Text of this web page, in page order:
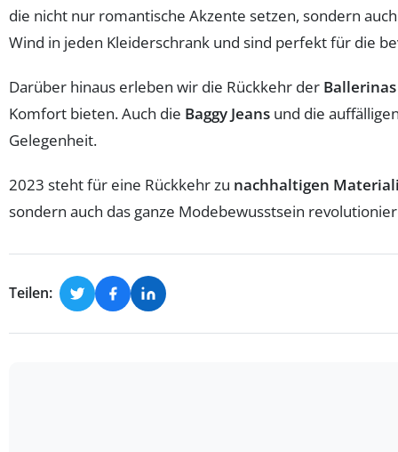
die nicht nur romantische Akzente setzen, sondern
Wind in jeden Kleiderschrank und sind perfekt für die
Darüber hinaus erleben wir die Rückkehr der Ballerinas
Komfort bieten. Auch die Baggy Jeans und die
Gelegenheit.
2023 steht für eine Rückkehr zu nachhaltigen
sondern auch das ganze Modebewusstsein
Teilen: